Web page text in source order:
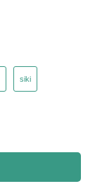
siki